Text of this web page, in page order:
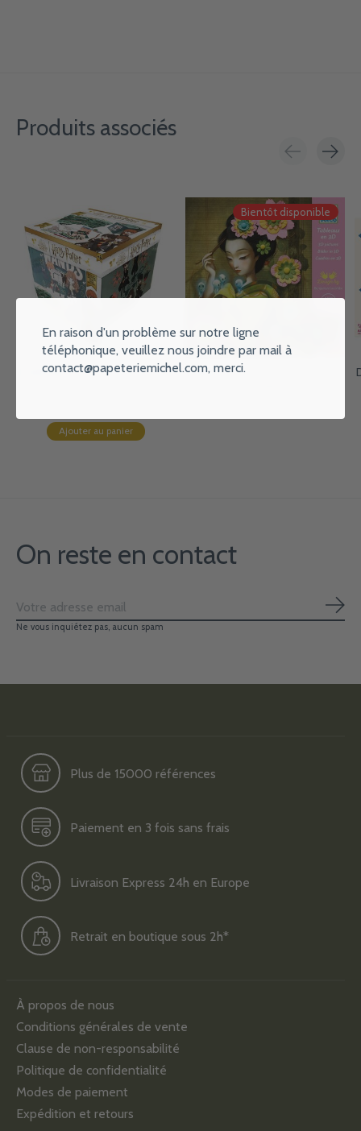
Produits associés
D'ARPEJE Harry Potter - Coffret
Ajouter au panier
Bientôt disponible
DJECO Rock'n'Roses Les Plus
On reste en contact
Ne vous inquiétez pas, aucun spam
Plus de 15000 références
Paiement en 3 fois sans frais
Livraison Express 24h en Europe
Retrait en boutique sous 2h*
À propos de nous
Conditions générales de vente
Clause de non-responsabilité
Politique de confidentialité
Modes de paiement
Expédition et retours
En raison d'un problème sur notre ligne
téléphonique, veuillez nous joindre par mail à
contact@papeteriemichel.com, merci.